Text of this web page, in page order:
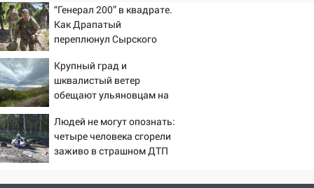
судом предстанет банда
автоподставщиков
13:36 В Инзе произошел крупный пожар
13:00
В суде защитили репутацию
мужчины, которого необоснованно
обвиняли в жестоком обращении с
животными
12:28
Миллион на «льготниках»: в
Ульяновской области перевозчик
“Генерал 200” в квадрате.
Как Драпатый
переплюнул Сырского
Крупный град и
шквалистый ветер
обещают ульяновцам на
Людей не могут опознать:
четыре человека сгорели
заживо в страшном ДТП